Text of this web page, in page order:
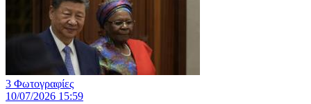
3 Φωτογραφίες
10/07/2026 15:59